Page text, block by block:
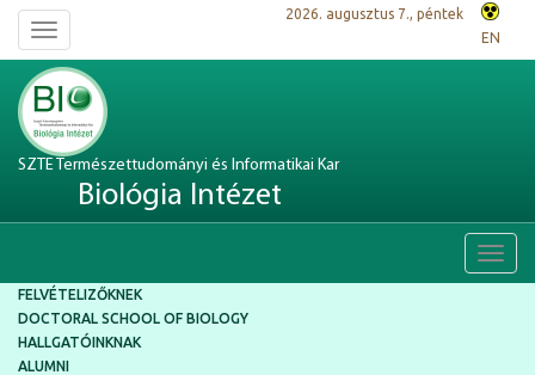
Toggle
navigation
2026. augusztus 7., péntek
EN
SZTE Természettudományi és Informatikai Kar
Biológia Intézet
FELVÉTELIZŐKNEK
DOCTORAL SCHOOL OF BIOLOGY
HALLGATÓINKNAK
ALUMNI